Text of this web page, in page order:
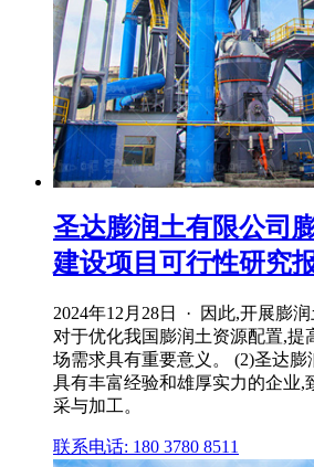
圣达膨润土有限公司
建设项目可行性研究
2024年12月28日 · 因此,开展膨
对于优化我国膨润土资源配置,提
场需求具有重要意义。 (2)圣达
具有丰富经验和雄厚实力的企业,
采与加工。
联系电话: 180 3780 8511